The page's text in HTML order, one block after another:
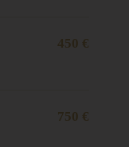
450 €
750 €